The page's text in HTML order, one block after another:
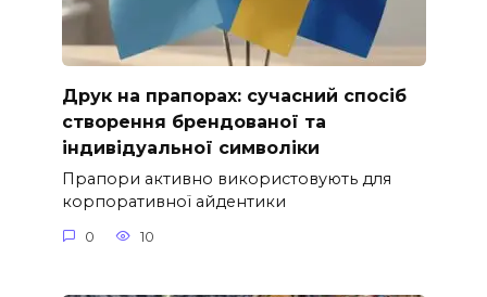
Друк на прапорах: сучасний спосіб
створення брендованої та
індивідуальної символіки
Прапори активно використовують для
корпоративної айдентики
0 10